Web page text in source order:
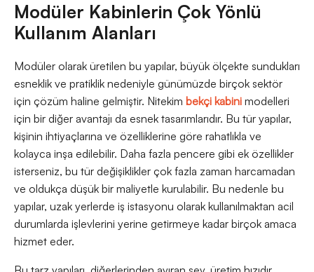
Modüler Kabinlerin Çok Yönlü
Kullanım Alanları
Modüler olarak üretilen bu yapılar, büyük ölçekte sundukları
esneklik ve pratiklik nedeniyle günümüzde birçok sektör
için çözüm haline gelmiştir. Nitekim bekçi kabini modelleri
için bir diğer avantajı da esnek tasarımlarıdır. Bu tür yapılar,
kişinin ihtiyaçlarına ve özelliklerine göre rahatlıkla ve
kolayca inşa edilebilir. Daha fazla pencere gibi ek özellikler
isterseniz, bu tür değişiklikler çok fazla zaman harcamadan
ve oldukça düşük bir maliyetle kurulabilir. Bu nedenle bu
yapılar, uzak yerlerde iş istasyonu olarak kullanılmaktan acil
durumlarda işlevlerini yerine getirmeye kadar birçok amaca
hizmet eder.